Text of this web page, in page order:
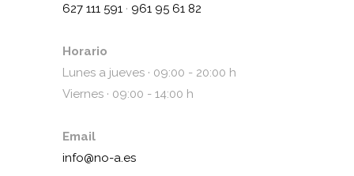
627 111 591 · 961 95 61 82
Horario
Lunes a jueves · 09:00 - 20:00 h
Viernes · 09:00 - 14:00 h
Email
info@no-a.es